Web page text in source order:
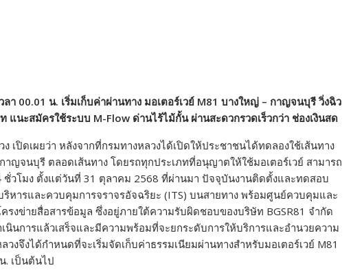
า 00.01 น. เริ่มเก็บค่าผ่านทาง มอเตอร์เวย์ M81 บางใหญ่ – กาญจนบุรี วิ่งฉิว
แนะสมัครใช้ระบบ M-Flow ด่านไร้ไม้กั้น ผ่านสะดวกรวดเร็วกว่า ช่องเงินสด
ปิดเผยว่า หลังจากที่กรมทางหลวงได้เปิดให้ประชาชนได้ทดลองใช้เส้นทาง
าญจนบุรี ตลอดเส้นทาง โดยรถทุกประเภทที่อนุญาตให้ใช้มอเตอร์เวย์ สามารถ
ชั่วโมง ตั้งแต่วันที่ 31 ตุลาคม 2568 ที่ผ่านมา ปัจจุบันงานติดตั้งและทดสอบ
หารและควบคุมการจราจรอัจฉริยะ (ITS) บนสายทาง พร้อมศูนย์ควบคุมและ
งข่ายสื่อสารข้อมูล ซึ่งอยู่ภายใต้ความรับผิดชอบของบริษัท BGSR81 จำกัด
นินการแล้วเสร็จและมีความพร้อมที่จะยกระดับการให้บริการและอำนวยความ
งจึงได้กำหนดที่จะเริ่มจัดเก็บค่าธรรมเนียมผ่านทางสำหรับมอเตอร์เวย์ M81
. เป็นต้นไป